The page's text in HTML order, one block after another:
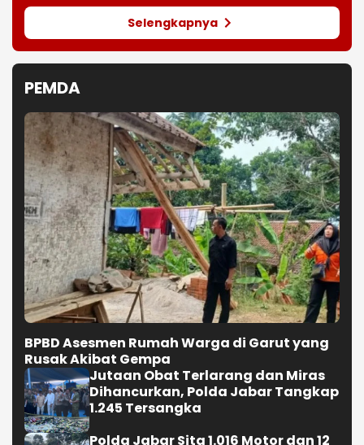
Selengkapnya
PEMDA
BPBD Asesmen Rumah Warga di Garut yang
Rusak Akibat Gempa
Jutaan Obat Terlarang dan Miras
Dihancurkan, Polda Jabar Tangkap
1.245 Tersangka
Polda Jabar Sita 1.016 Motor dan 12